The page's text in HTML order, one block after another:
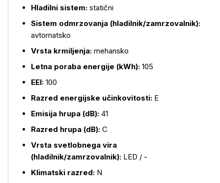
Hladilni sistem: statični
Sistem odmrzovanja (hladilnik/zamrzovalnik):
avtomatsko
Vrsta krmiljenja: mehansko
Letna poraba energije (kWh): 105
EEI: 100
Razred energijske učinkovitosti: E
Emisija hrupa (dB): 41
Razred hrupa (dB): C
Vrsta svetlobnega vira
(hladilnik/zamrzovalnik): LED / -
Klimatski razred: N